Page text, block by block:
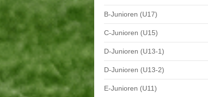
B-Junioren (U17)
C-Junioren (U15)
D-Junioren (U13-1)
D-Junioren (U13-2)
E-Junioren (U11)